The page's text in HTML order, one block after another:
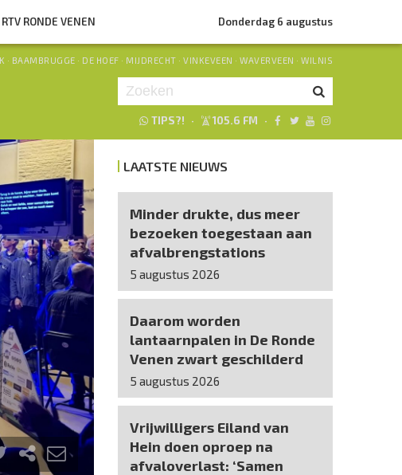
RTV RONDE VENEN Donderdag 6 augustus
· BAAMBRUGGE · DE HOEF · MIJDRECHT · VINKEVEEN · WAVERVEEN · WILNIS
TIPS?! · 105.6 FM ·
LAATSTE NIEUWS
Minder drukte, dus meer
bezoeken toegestaan aan
afvalbrengstations
5 augustus 2026
Daarom worden
lantaarnpalen in De Ronde
Venen zwart geschilderd
5 augustus 2026
Vrijwilligers Eiland van
Hein doen oproep na
afvaloverlast: ‘Samen